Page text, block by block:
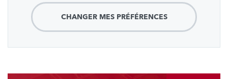
CHANGER MES PRÉFÉRENCES